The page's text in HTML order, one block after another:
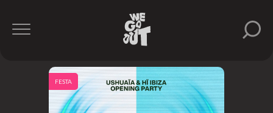
FESTA